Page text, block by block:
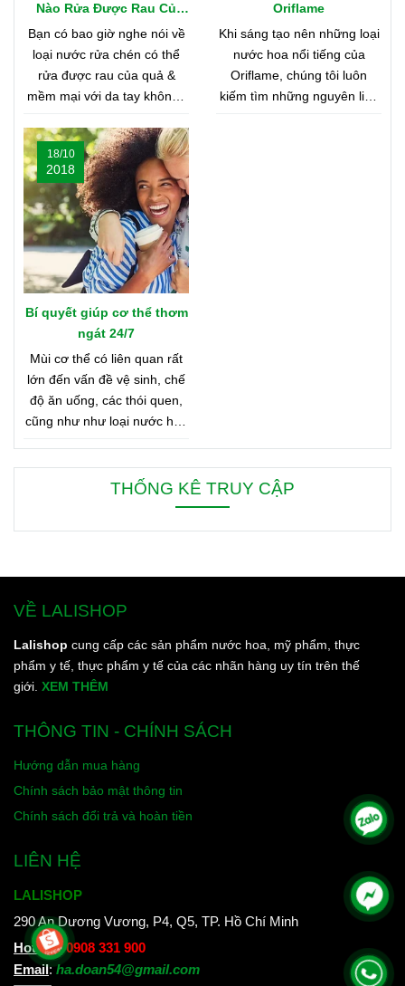
Nào Rửa Được Rau Củ
Quả & Mềm Mại Với Da
Tay?
Bạn có bao giờ nghe nói về
loại nước rửa chén có thể
rửa được rau của quả &
mềm mại với da tay không?
bạn hãy cùng shop tìm hiểu
nhé
Oriflame
Khi sáng tạo nên những loại
nước hoa nổi tiếng của
Oriflame, chúng tôi luôn
kiếm tìm những nguyên liệu
Bí quyết giúp cơ thể thơm
ngát 24/7
18/10
2018
Mùi cơ thể có liên quan rất
lớn đến vấn đề vệ sinh, chế
độ ăn uống, các thói quen,
cũng như như loại nước hoa
cơ thể thơm ngát từ sáng
đến tối, từ đầu đến chân.
THỐNG KÊ TRUY CẬP
VỀ LALISHOP
Lalishop cung cấp các sản phẩm nước hoa, mỹ phẩm, thực
phẩm y tế, thực phẩm y tế của các nhãn hàng uy tín trên thế
giới. XEM THÊM
THÔNG TIN - CHÍNH SÁCH
Hướng dẫn mua hàng
Chính sách bảo mật thông tin
Chính sách đổi trả và hoàn tiền
LIÊN HỆ
LALISHOP
290 An Dương Vương, P4, Q5, TP. Hồ Chí Minh
Hotline: 0908 331 900
Email:ha.doan54@gmail.com